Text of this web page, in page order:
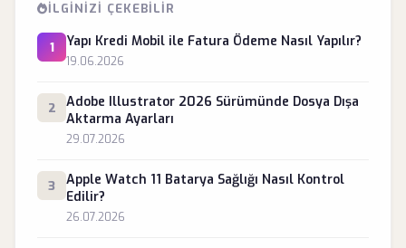
İLGINIZI ÇEKEBILIR
1 Yapı Kredi Mobil ile Fatura Ödeme Nasıl Yapılır?
19.06.2026
2
Adobe Illustrator 2026 Sürümünde Dosya Dışa
Aktarma Ayarları
29.07.2026
3
Apple Watch 11 Batarya Sağlığı Nasıl Kontrol
Edilir?
26.07.2026